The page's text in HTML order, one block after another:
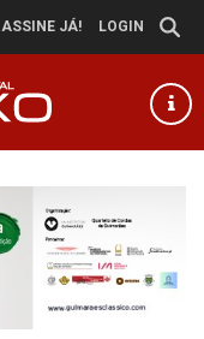
ASSINE JÁ! LOGIN